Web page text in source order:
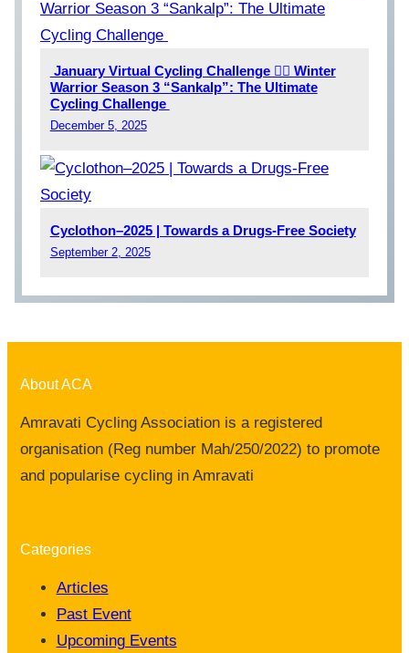
January Virtual Cycling Challenge 🚵‍♂️ Winter
Warrior Season 3 “Sankalp”: The Ultimate
Cycling Challenge
December 5, 2025
Cyclothon–2025 | Towards a Drugs-Free Society
September 2, 2025
About ACA
Amravati Cycling Association is a registered
organisation (Reg number Mah/250/2022) to promote
and popularise cycling in Amravati
Categories
Articles
Past Event
Upcoming Events